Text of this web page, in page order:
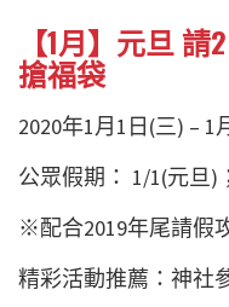
【1月】元旦
搶福袋
2020年1月1日(三) – 1
公眾假期： 1/1(元旦)
※配合2019年尾請假
精彩活動推薦：神社